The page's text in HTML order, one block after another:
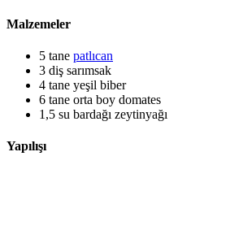
Malzemeler
5 tane patlıcan
3 diş sarımsak
4 tane yeşil biber
6 tane orta boy domates
1,5 su bardağı zeytinyağı
Yapılışı